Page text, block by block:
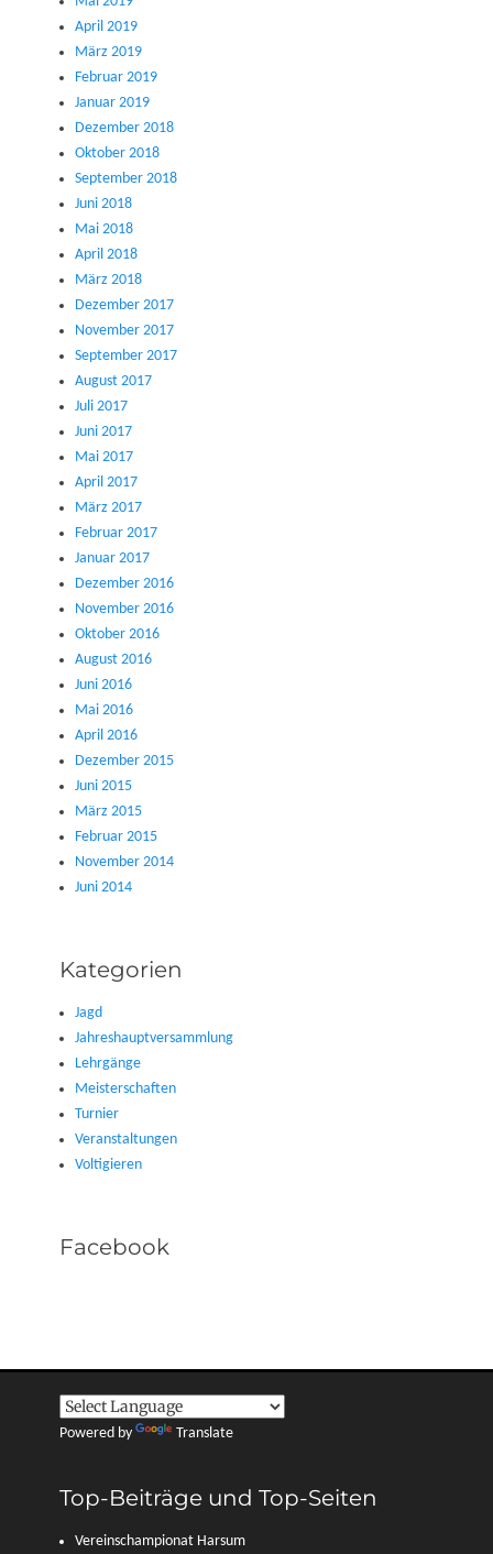
April 2019
März 2019
Februar 2019
Januar 2019
Dezember 2018
Oktober 2018
September 2018
Juni 2018
Mai 2018
April 2018
März 2018
Dezember 2017
November 2017
September 2017
August 2017
Juli 2017
Juni 2017
Mai 2017
April 2017
März 2017
Februar 2017
Januar 2017
Dezember 2016
November 2016
Oktober 2016
August 2016
Juni 2016
Mai 2016
April 2016
Dezember 2015
Juni 2015
März 2015
Februar 2015
November 2014
Juni 2014
Kategorien
Jagd
Jahreshauptversammlung
Lehrgänge
Meisterschaften
Turnier
Veranstaltungen
Voltigieren
Facebook
Powered by Translate
Top-Beiträge und Top-Seiten
Vereinschampionat Harsum